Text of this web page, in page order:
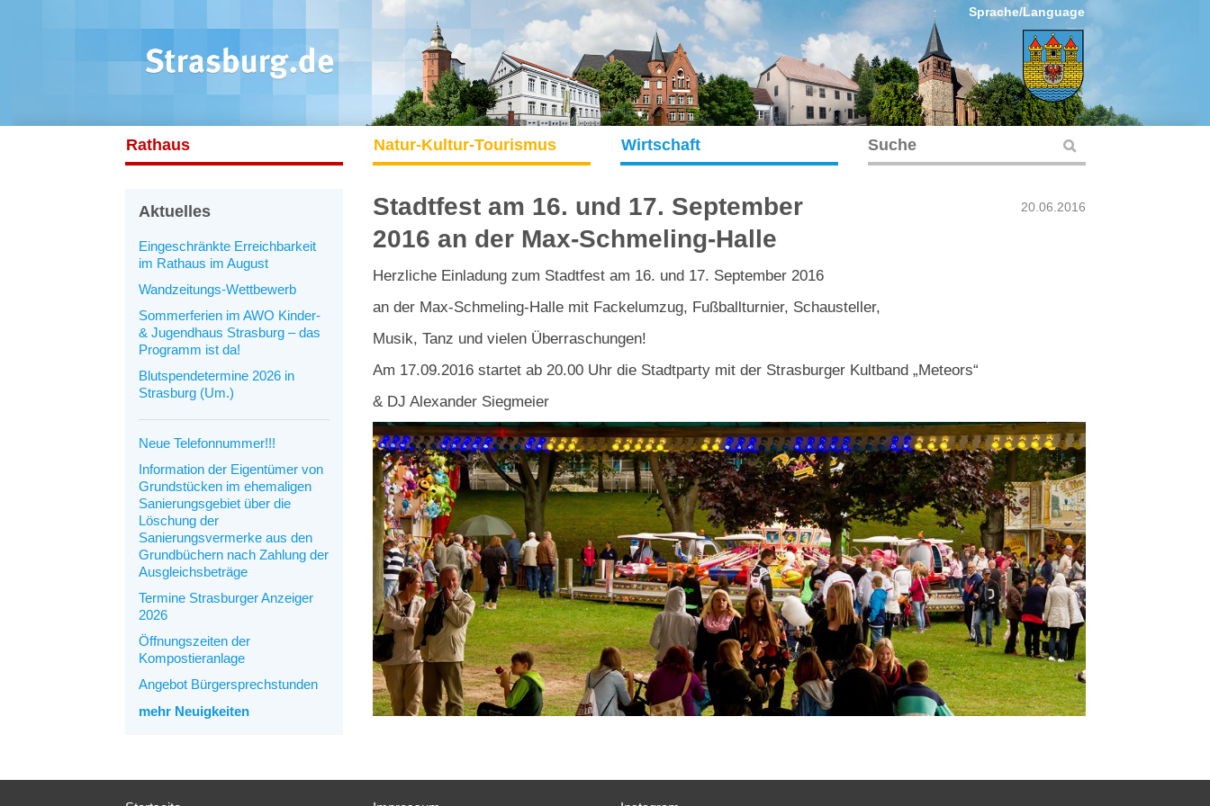
Sprache/Language
Rathaus Natur-Kultur-Tourismus Wirtschaft
Aktuelles
Eingeschränkte Erreichbarkeit
im Rathaus im August
Wandzeitungs-Wettbewerb
Sommerferien im AWO Kinder-
& Jugendhaus Strasburg – das
Programm ist da!
Blutspendetermine 2026 in
Strasburg (Um.)
Neue Telefonnummer!!!
Information der Eigentümer von
Grundstücken im ehemaligen
Sanierungsgebiet über die
Löschung der
Sanierungsvermerke aus den
Grundbüchern nach Zahlung der
Ausgleichsbeträge
Termine Strasburger Anzeiger
2026
Öffnungszeiten der
Kompostieranlage
Angebot Bürgersprechstunden
mehr Neuigkeiten
20.06.2016
Stadtfest am 16. und 17. September
2016 an der Max-Schmeling-Halle
Herzliche Einladung zum Stadtfest am 16. und 17. September 2016
an der Max-Schmeling-Halle mit Fackelumzug, Fußballturnier, Schausteller,
Musik, Tanz und vielen Überraschungen!
Am 17.09.2016 startet ab 20.00 Uhr die Stadtparty mit der Strasburger Kultband „Meteors“
& DJ Alexander Siegmeier